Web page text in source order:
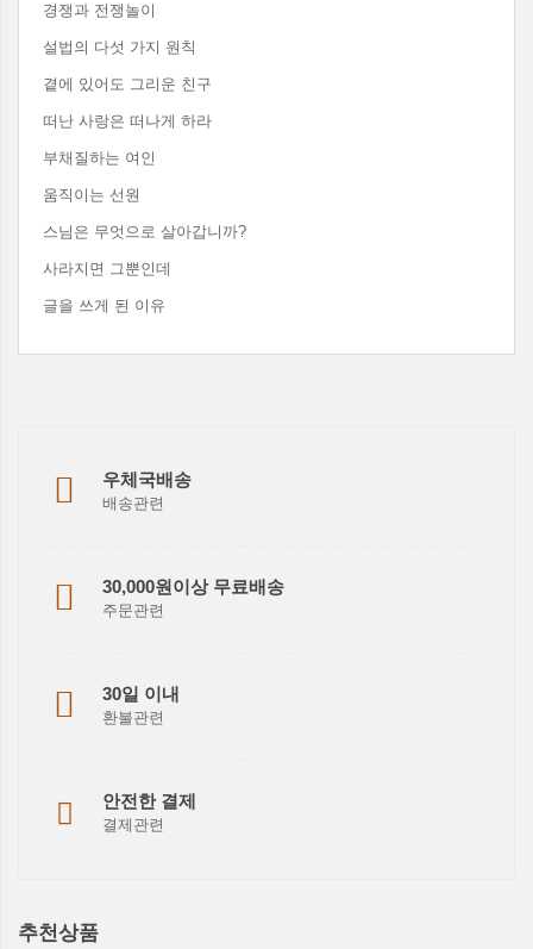
경쟁과 전쟁놀이
설법의 다섯 가지 원칙
곁에 있어도 그리운 친구
떠난 사랑은 떠나게 하라
부채질하는 여인
움직이는 선원
스님은 무엇으로 살아갑니까?
사라지면 그뿐인데
글을 쓰게 된 이유
우체국배송
배송관련
30,000원이상 무료배송
주문관련
30일 이내
환불관련
안전한 결제
결제관련
추천상품